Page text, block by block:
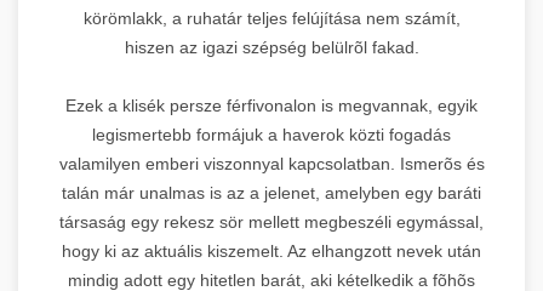
körömlakk, a ruhatár teljes felújítása nem számít,
hiszen az igazi szépség belülrõl fakad.
Ezek a klisék persze férfivonalon is megvannak, egyik
legismertebb formájuk a haverok közti fogadás
valamilyen emberi viszonnyal kapcsolatban. Ismerõs és
talán már unalmas is az a jelenet, amelyben egy baráti
társaság egy rekesz sör mellett megbeszéli egymással,
hogy ki az aktuális kiszemelt. Az elhangzott nevek után
mindig adott egy hitetlen barát, aki kételkedik a fõhõs